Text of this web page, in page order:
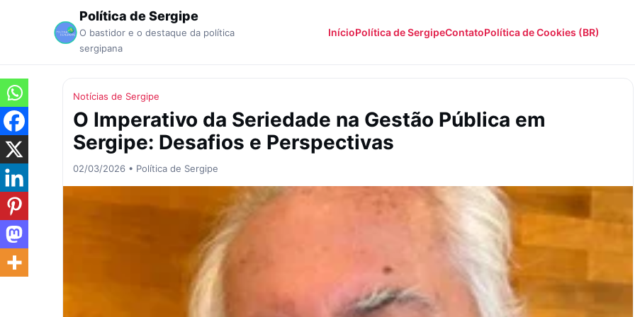
Política de Sergipe
O bastidor e o destaque da política
sergipana
InícioPolítica de SergipeContatoPolítica de Cookies (BR)
Notícias de Sergipe
O Imperativo da Seriedade na Gestão Pública em
Sergipe: Desafios e Perspectivas
02/03/2026 • Política de Sergipe